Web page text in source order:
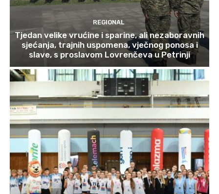
REGIONAL
Tjedan velike vrućine i sparine, ali nezaboravnih
sjećanja, trajnih uspomena, vječnog ponosa i
slave, s proslavom Lovrenčeva u Petrinji